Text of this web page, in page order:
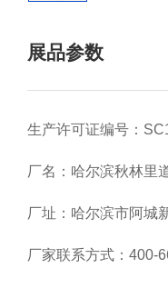
展品参数
生产许可证编号：
厂名：哈尔滨秋林里
厂址：哈尔滨市阿城
厂家联系方式：400-